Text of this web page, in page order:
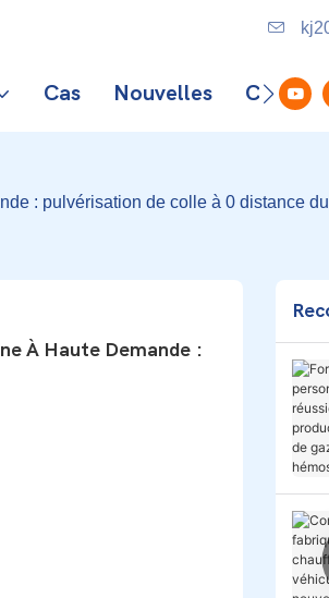
Cas Nouvelles
: pulvérisation de colle à 0 distance
À Haute Demande :